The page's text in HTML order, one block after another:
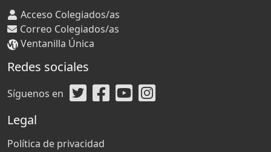
Acceso Colegiados/as
Correo Colegiados/as
Ventanilla Única
Redes sociales
Síguenos en
Legal
Política de privacidad